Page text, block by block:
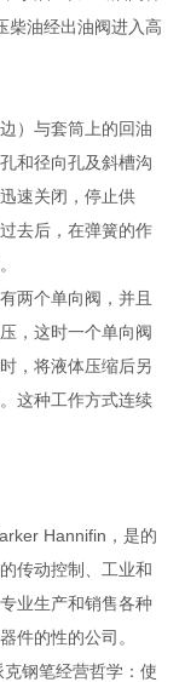
柴油经出油阀进入高
）与套筒上的回油
和径向孔及斜槽沟
速关闭，停止供
去后，在弹簧的作
两个单向阀，并且
，这时一个单向阀
，将液体压缩后另
这种工作方式连续
Hannifin，是的
传动控制、工业和
业生产和销售各种
件的性的公司。
钢笔经营哲学：使